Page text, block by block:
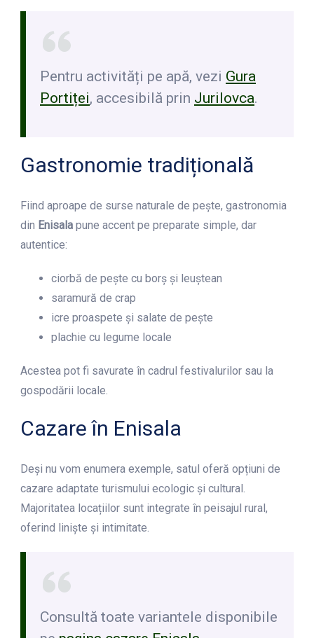
Pentru activități pe apă, vezi Gura
Portiței, accesibilă prin Jurilovca.
Gastronomie tradițională
Fiind aproape de surse naturale de pește, gastronomia
din Enisala pune accent pe preparate simple, dar
autentice:
ciorbă de pește cu borș și leuștean
saramură de crap
icre proaspete și salate de pește
plachie cu legume locale
Acestea pot fi savurate în cadrul festivalurilor sau la
gospodării locale.
Cazare în Enisala
Deși nu vom enumera exemple, satul oferă opțiuni de
cazare adaptate turismului ecologic și cultural.
Majoritatea locațiilor sunt integrate în peisajul rural,
oferind liniște și intimitate.
Consultă toate variantele disponibile